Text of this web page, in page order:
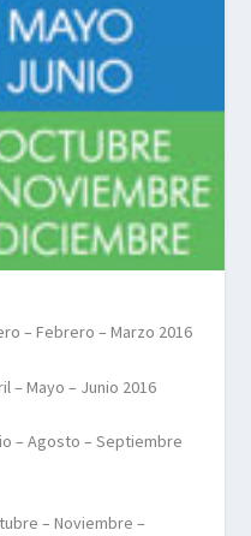
– Febrero – Marzo 2016
– Mayo – Junio 2016
– Agosto – Septiembre
– Noviembre –